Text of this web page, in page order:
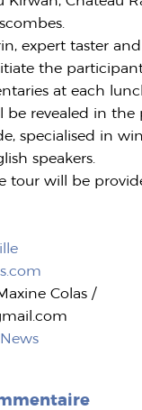
expert taster
the
at each
be revealed in
specialised in
speakers.
tour will be
Colas /